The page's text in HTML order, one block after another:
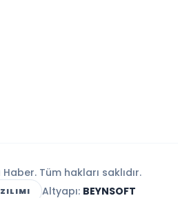
Tüm hakları saklıdır.
Altyapı: BEYNSOFT